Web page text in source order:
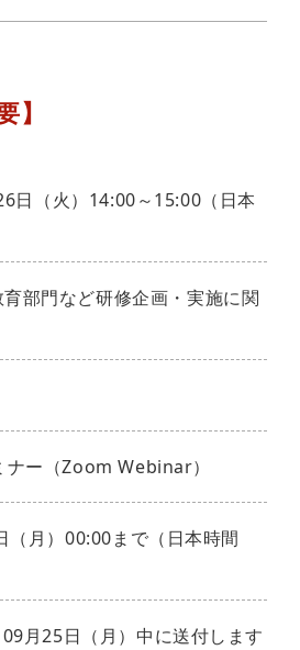
】
日（火）14:00～15:00（日本
部門など研修企画・実施に関
ー（Zoom Webinar）
（月）00:00まで（日本時間
月25日（月）中に送付します